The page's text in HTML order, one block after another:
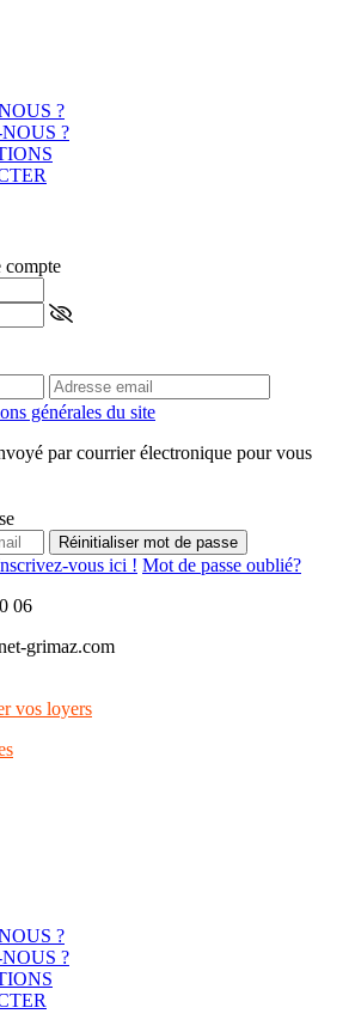
?
?
compte
générales du site
par courrier électronique pour vous
Réinitialiser mot de passe
vous ici ! Mot de passe oublié?
06
grimaz.com
vos loyers
?
?